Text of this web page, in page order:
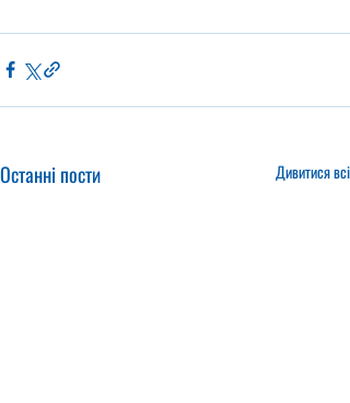
Останні пости Дивитися всі